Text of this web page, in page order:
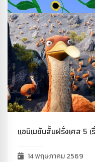
แอนิเมชันสั้นฝรั่งเศส 5 เ
14 พฤษภาคม 2569